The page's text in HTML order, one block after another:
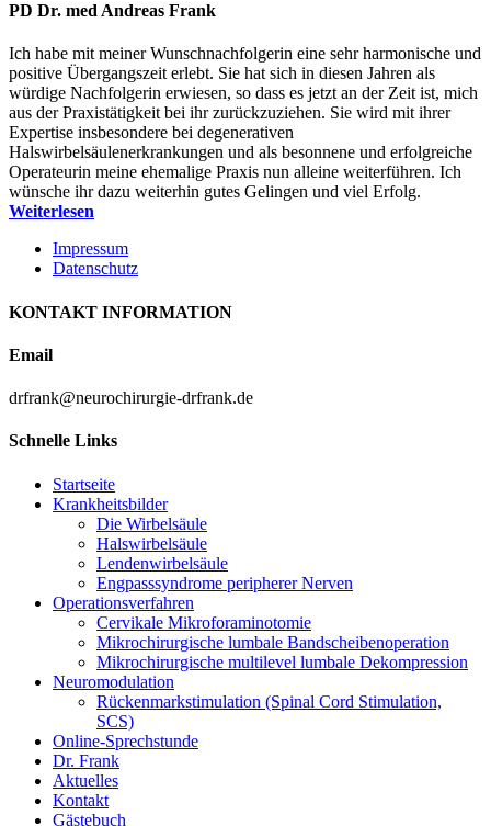
PD Dr. med Andreas Frank
Ich habe mit meiner Wunschnachfolgerin eine sehr harmonische und
positive Übergangszeit erlebt. Sie hat sich in diesen Jahren als
würdige Nachfolgerin erwiesen, so dass es jetzt an der Zeit ist, mich
aus der Praxistätigkeit bei ihr zurückzuziehen. Sie wird mit ihrer
Expertise insbesondere bei degenerativen
Halswirbelsäulenerkrankungen und als besonnene und erfolgreiche
Operateurin meine ehemalige Praxis nun alleine weiterführen. Ich
wünsche ihr dazu weiterhin gutes Gelingen und viel Erfolg.
Weiterlesen
Impressum
Datenschutz
KONTAKT INFORMATION
Email
drfrank@neurochirurgie-drfrank.de
Schnelle Links
Startseite
Krankheitsbilder
Die Wirbelsäule
Halswirbelsäule
Lendenwirbelsäule
Engpasssyndrome peripherer Nerven
Operationsverfahren
Cervikale Mikroforaminotomie
Mikrochirurgische lumbale Bandscheibenoperation
Mikrochirurgische multilevel lumbale Dekompression
Neuromodulation
Rückenmarkstimulation (Spinal Cord Stimulation,
SCS)
Online-Sprechstunde
Dr. Frank
Aktuelles
Kontakt
Gästebuch